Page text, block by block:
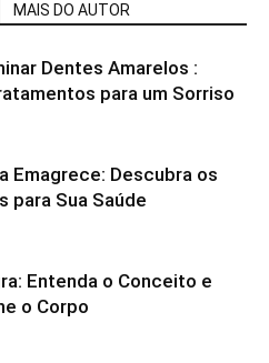
MAIS DO AUTOR
Dentes Amarelos :
para um Sorriso
Emagrece: Descubra os
para Sua Saúde
Entenda o Conceito e
o Corpo